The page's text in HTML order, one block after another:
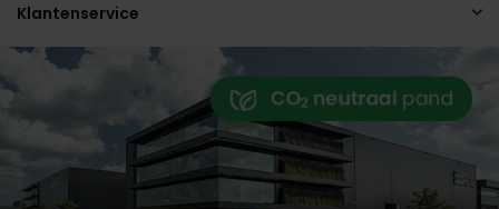
Klantenservice